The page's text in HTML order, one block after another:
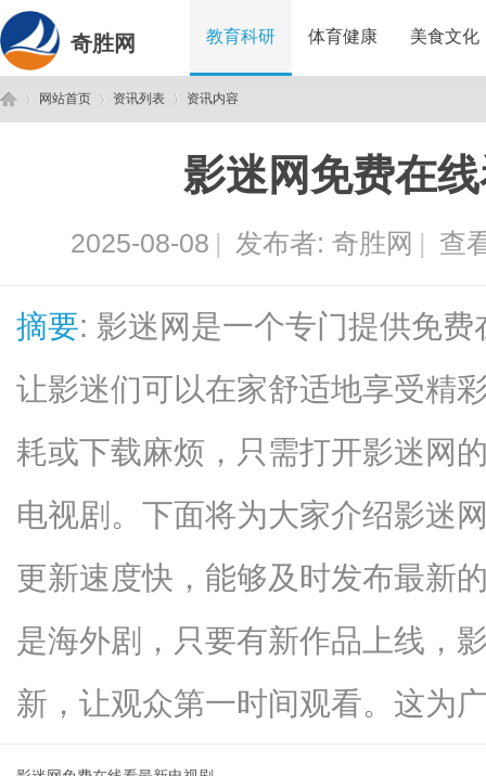
奇胜网 教育科研 体育健康 美食文化
网站首页 资讯列表 资讯内容
影迷网免费在
2025-08-08 | 发布者: 奇胜网 | 查
摘要: 影迷网是一个专门提供免
让影迷们可以在家舒适地享受精
耗或下载麻烦，只需打开影迷网
电视剧。下面将为大家介绍影迷
更新速度快，能够及时发布最新
是海外剧，只要有新作品上线，
新，让观众第一时间观看。这为